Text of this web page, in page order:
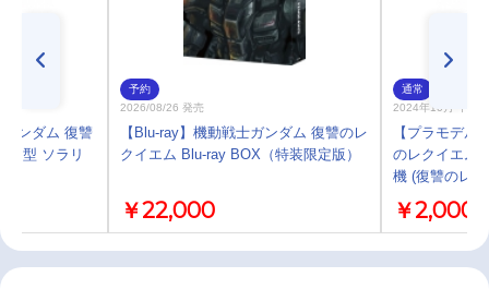
ンダム 復讐
Ｆ型 ソラリ
予約
2026/08/26 発売
【Blu-ray】機動戦士ガンダム 復讐のレ
クイエム Blu-ray BOX（特装限定版）
￥22,000
通常
2024年10月 中 発
【プラモデル
のレクイエム
機 (復讐のレ
￥2,000